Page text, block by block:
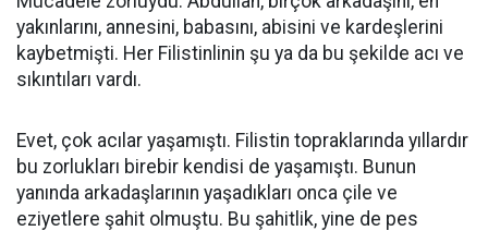
yakınlarını, annesini, babasını, abisini ve kardeşlerini
kaybetmişti. Her Filistinlinin şu ya da bu şekilde acı ve
sıkıntıları vardı.
Evet, çok acılar yaşamıştı. Filistin topraklarında yıllardır
bu zorlukları birebir kendisi de yaşamıştı. Bunun
yanında arkadaşlarının yaşadıkları onca çile ve
eziyetlere şahit olmuştu. Bu şahitlik, yine de pes